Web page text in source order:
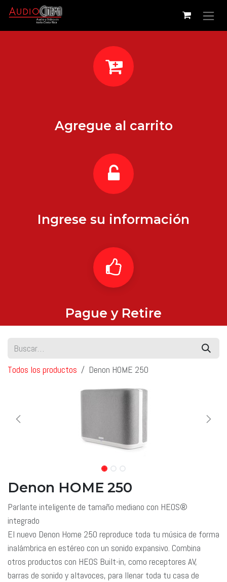
Ir al contenido
Agregue al carrito
Ingrese su información
Pague y Retire
Todos los productos Denon HOME 250
Denon HOME 250
Parlante inteligente de tamaño mediano con HEOS®
integrado
El nuevo Denon Home 250 reproduce toda tu música de forma
inalámbrica en estéreo con un sonido expansivo. Combina
otros productos con HEOS Built-in, como receptores AV,
barras de sonido y altavoces, para llenar toda tu casa de